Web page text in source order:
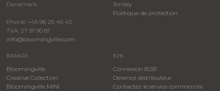
Danemark
Phone: +45 96 26 46 45
TVA: 27 91 90 81
info@bloomingville.com
Smiley
​Politique de protection
BRANDS
Bloomingville
Creative Collection
Bloomingville MINI
B2B
Connexion B2B
Devenez distributeur
Contactez le service commercial